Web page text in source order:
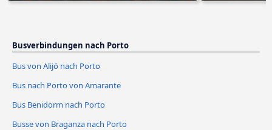
Busverbindungen nach Porto
Bus von Alijó nach Porto
Bus nach Porto von Amarante
Bus Benidorm nach Porto
Busse von Braganza nach Porto